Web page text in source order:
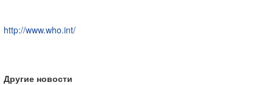
http://www.who.int/
Другие новости